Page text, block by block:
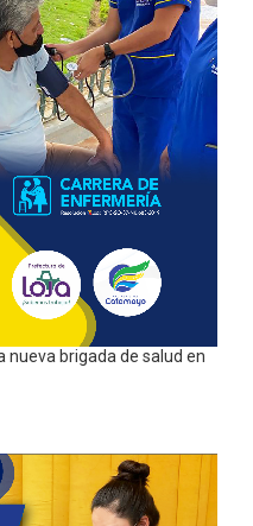
nueva brigada de salud en